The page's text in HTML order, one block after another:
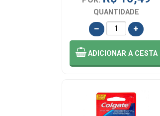
QUANTIDADE
ADICIONAR A CESTA